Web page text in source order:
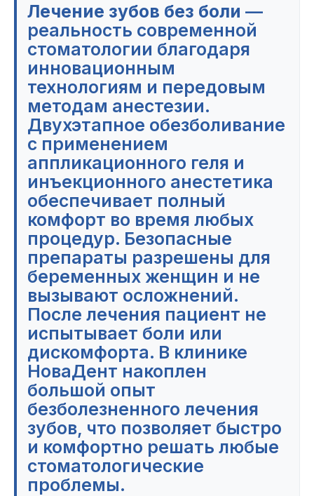
Лечение зубов без боли —
реальность современной
стоматологии благодаря
инновационным
технологиям и передовым
методам анестезии.
Двухэтапное обезболивание
с применением
аппликационного геля и
инъекционного анестетика
обеспечивает полный
комфорт во время любых
процедур. Безопасные
препараты разрешены для
беременных женщин и не
вызывают осложнений.
После лечения пациент не
испытывает боли или
дискомфорта. В клинике
НоваДент накоплен
большой опыт
безболезненного лечения
зубов, что позволяет быстро
и комфортно решать любые
стоматологические
проблемы.